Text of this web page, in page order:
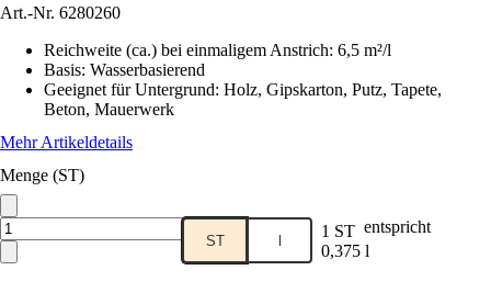
Art.-Nr. 6280260
Reichweite (ca.) bei einmaligem Anstrich: 6,5 m²/l
Basis: Wasserbasierend
Geeignet für Untergrund: Holz, Gipskarton, Putz, Tapete,
Beton, Mauerwerk
Mehr Artikeldetails
Menge (ST)
ST l 1 ST entspricht
0,375 l